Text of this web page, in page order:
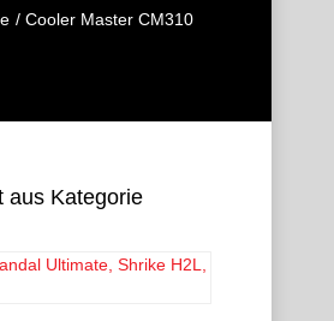
Cooler Master CM310
aus Kategorie